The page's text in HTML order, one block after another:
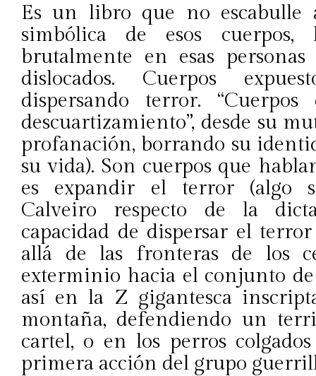
Es un libro que no escabulle
simbólica de esos cuerpos,
brutalmente en esas personas
dislocados. Cuerpos
dispersando terror.
descuartizamiento”, desde su
profanación, borrando su
su vida). Son cuerpos que
es expandir el terror (algo
Calveiro respecto de la
capacidad de dispersar el
allá de las fronteras de los
exterminio hacia el conjunto de
así en la Z gigantesca
montaña, defendiendo un
cartel, o en los perros
primera acción del grupo